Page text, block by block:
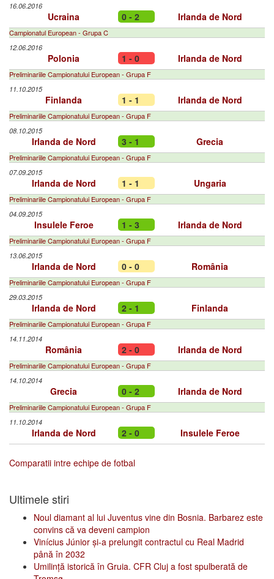
16.06.2016
Ucraina 0 - 2 Irlanda de Nord
Campionatul European - Grupa C
12.06.2016
Polonia 1 - 0 Irlanda de Nord
Preliminariile Campionatului European - Grupa F
11.10.2015
Finlanda 1 - 1 Irlanda de Nord
Preliminariile Campionatului European - Grupa F
08.10.2015
Irlanda de Nord 3 - 1 Grecia
Preliminariile Campionatului European - Grupa F
07.09.2015
Irlanda de Nord 1 - 1 Ungaria
Preliminariile Campionatului European - Grupa F
04.09.2015
Insulele Feroe 1 - 3 Irlanda de Nord
Preliminariile Campionatului European - Grupa F
13.06.2015
Irlanda de Nord 0 - 0 România
Preliminariile Campionatului European - Grupa F
29.03.2015
Irlanda de Nord 2 - 1 Finlanda
Preliminariile Campionatului European - Grupa F
14.11.2014
România 2 - 0 Irlanda de Nord
Preliminariile Campionatului European - Grupa F
14.10.2014
Grecia 0 - 2 Irlanda de Nord
Preliminariile Campionatului European - Grupa F
11.10.2014
Irlanda de Nord 2 - 0 Insulele Feroe
Comparatii intre echipe de fotbal
Ultimele stiri
Noul diamant al lui Juventus vine din Bosnia. Barbarez este
convins că va deveni campion
Vinícius Júnior și-a prelungit contractul cu Real Madrid
până în 2032
Umilință istorică în Gruia. CFR Cluj a fost spulberată de